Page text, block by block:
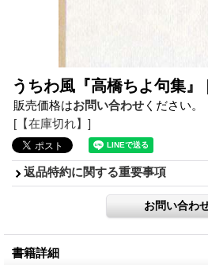
うちわ風『高橋ちよ句集』
販売価格はお問い合わせ ください。
[【在庫切れ】]
返品特約に関する重要事項
書籍詳細